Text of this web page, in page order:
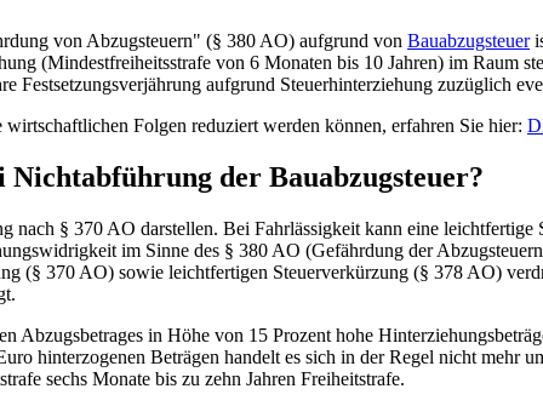
von Abzugsteuern" (§ 380 AO) aufgrund von Bauabzugsteuer
(Mindestfreiheitsstrafe von 6 Monaten bis 10 Jahren) im Raum
Festsetzungsverjährung aufgrund Steuerhinterziehung zuzüglich
Folgen reduziert werden können, erfahren Sie hier:
Nichtabführung der Bauabzugsteuer?
nach § 370 AO darstellen. Bei Fahrlässigkeit kann eine
im Sinne des § 380 AO (Gefährdung der
(§ 370 AO) sowie leichtfertigen Steuerverkürzung (§ 378 AO)
Abzugsbetrages in Höhe von 15 Prozent hohe
hinterzogenen Beträgen handelt es sich in der Regel nicht mehr
sechs Monate bis zu zehn Jahren Freiheitstrafe.